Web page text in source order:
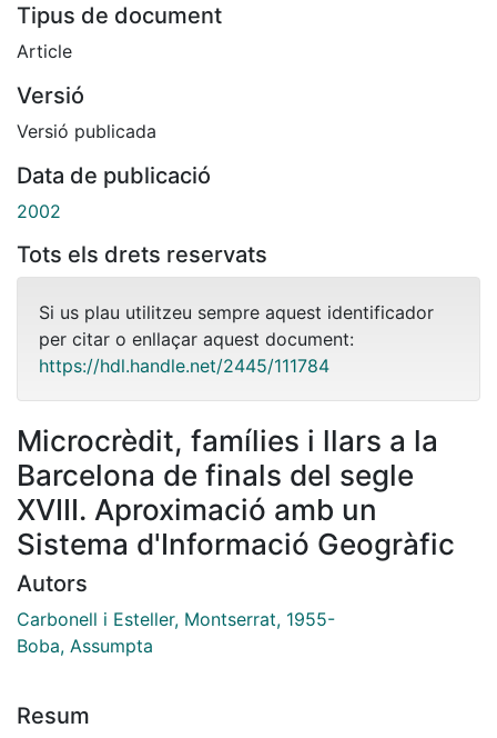
Tipus de document
Article
Versió
Versió publicada
Data de publicació
2002
Tots els drets reservats
Si us plau utilitzeu sempre aquest identificador
per citar o enllaçar aquest document:
https://hdl.handle.net/2445/111784
Microcrèdit, famílies i llars a la
Barcelona de finals del segle
XVIII. Aproximació amb un
Sistema d'Informació Geogràfic
Autors
Carbonell i Esteller, Montserrat, 1955-
Boba, Assumpta
Resum